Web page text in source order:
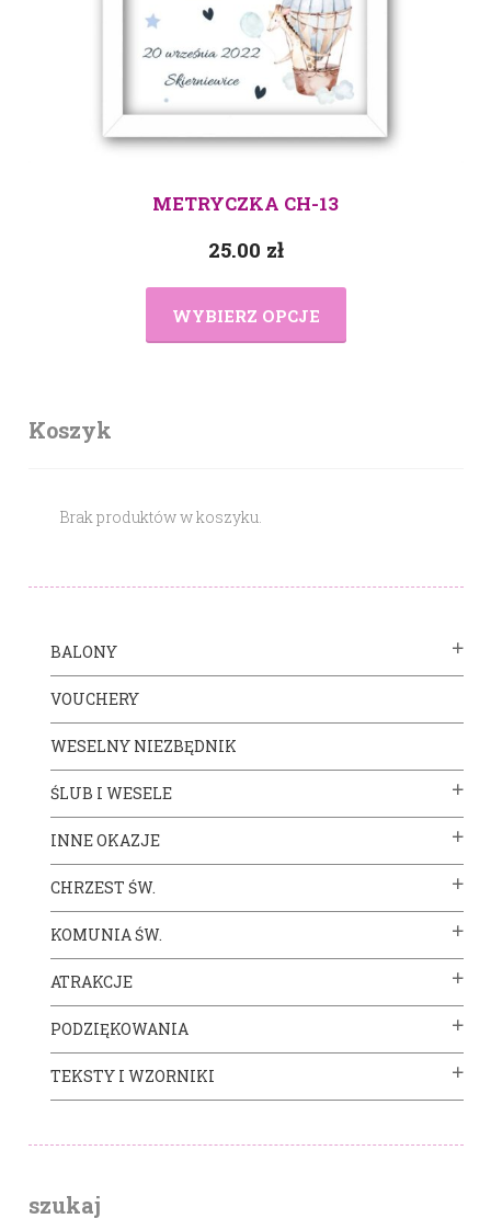
METRYCZKA CH-13
25.00 zł
WYBIERZ OPCJE
Koszyk
Brak produktów w koszyku.
BALONY
VOUCHERY
WESELNY NIEZBĘDNIK
ŚLUB I WESELE
INNE OKAZJE
CHRZEST ŚW.
KOMUNIA ŚW.
ATRAKCJE
PODZIĘKOWANIA
TEKSTY I WZORNIKI
szukaj